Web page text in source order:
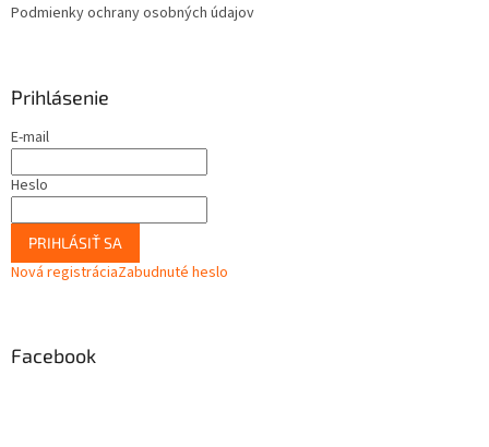
Podmienky ochrany osobných údajov
Prihlásenie
E-mail
Heslo
PRIHLÁSIŤ SA
Nová registráciaZabudnuté heslo
Facebook